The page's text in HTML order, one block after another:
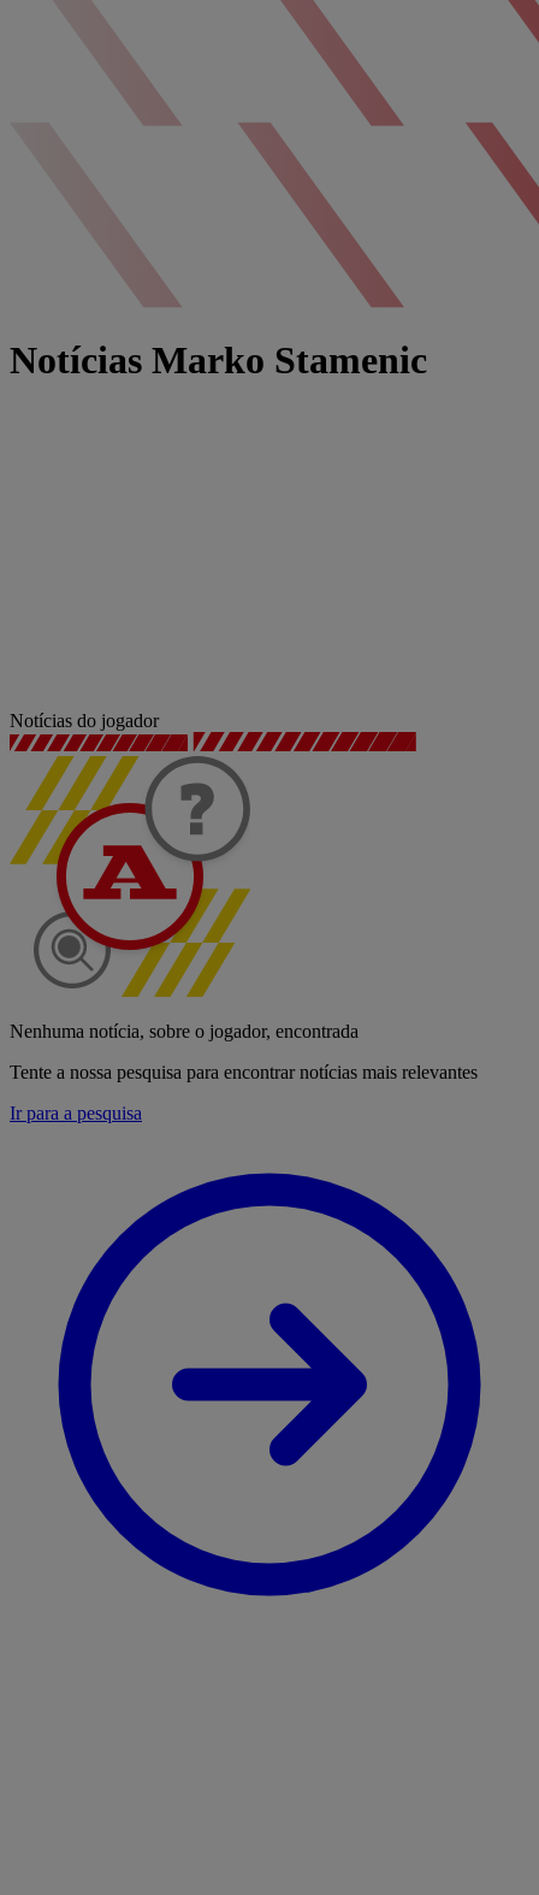
Notícias Marko Stamenic
Notícias do jogador
Nenhuma notícia, sobre o jogador, encontrada
Tente a nossa pesquisa para encontrar notícias mais relevantes
Ir para a pesquisa